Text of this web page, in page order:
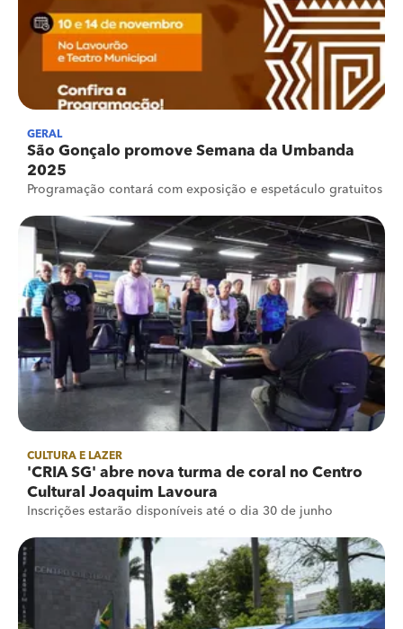
GERAL
São Gonçalo promove Semana da Umbanda
2025
Programação contará com exposição e espetáculo gratuitos
CULTURA E LAZER
'CRIA SG' abre nova turma de coral no Centro
Cultural Joaquim Lavoura
Inscrições estarão disponíveis até o dia 30 de junho